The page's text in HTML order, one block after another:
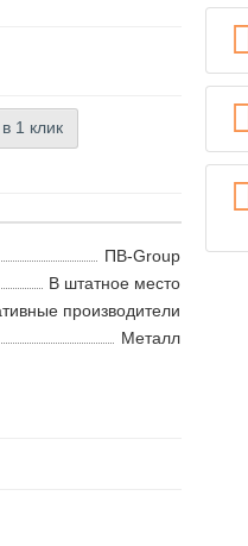
1 клик
ПВ-Group
В штатное место
производители
Металл